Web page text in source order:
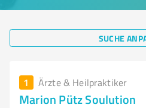
SUCHE
1 Ärzte & Heilpraktiker
Marion Pütz Soulution